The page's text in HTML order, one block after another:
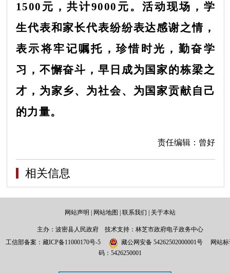
1500元，共计9000元。活动现场，学
生代表和家长代表纷纷表达感谢之情，
表示将牢记嘱托，珍惜时光，勤奋学
习，不懈奋斗，早日成为国家的栋梁之
才，为家乡、为社会、为国家贡献自己
的力量。
责任编辑：曾好
相关信息
网站声明 网站地图 联系我们 关于本站
主办：波密县人民政府 技术支持：林芝市政府电子政务中心
工信部备案： 藏ICP备11000170号-5 藏公网安备 54262502000001号
网站
码：5426250001